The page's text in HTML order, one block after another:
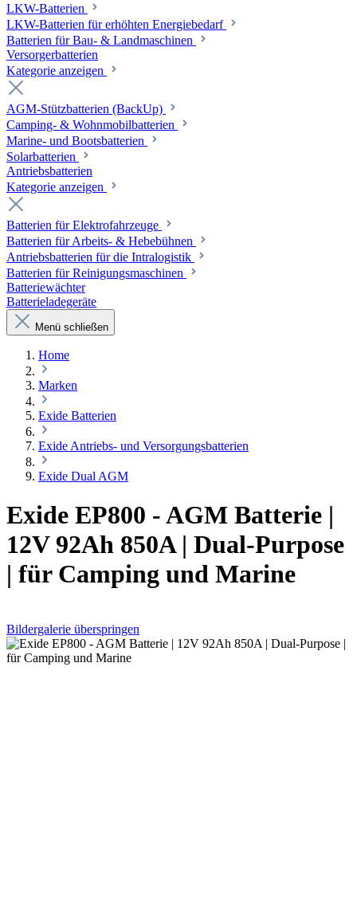
LKW-Batterien
LKW-Batterien für erhöhten Energiebedarf
Batterien für Bau- & Landmaschinen
Versorgerbatterien
Kategorie anzeigen
AGM-Stützbatterien (BackUp)
Camping- & Wohnmobilbatterien
Marine- und Bootsbatterien
Solarbatterien
Antriebsbatterien
Kategorie anzeigen
Batterien für Elektrofahrzeuge
Batterien für Arbeits- & Hebebühnen
Antriebsbatterien für die Intralogistik
Batterien für Reinigungsmaschinen
Batteriewächter
Batterieladegeräte
Menü schließen
Home
Marken
Exide Batterien
Exide Antriebs- und Versorgungsbatterien
Exide Dual AGM
Exide EP800 - AGM Batterie |
12V 92Ah 850A | Dual-Purpose
| für Camping und Marine
Bildergalerie überspringen